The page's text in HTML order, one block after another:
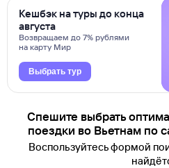
Кешбэк на туры до конца
августа
Возвращаем до 7% рублями
на карту Мир
Выбрать тур
Спешите выбрать
поездки во Вьетнам по
Воспользуйтесь формой